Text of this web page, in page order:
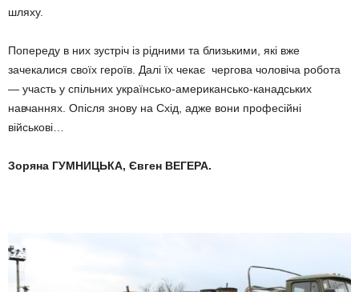
шляху.
Попереду в них зустріч із рідними та близькими, які вже
зачекалися своїх героїв. Далі їх чекає чергова чоловіча робота
— участь у спільних українсько-американсько-канадських
навчаннях. Опісля знову на Схід, адже вони професійні
військові…
Зоряна ГУМНИЦЬКА, Євген ВЕГЕРА.